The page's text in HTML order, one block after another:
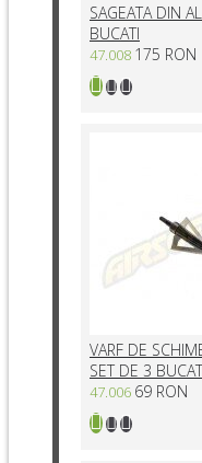
SAGEATA DIN
BUCATI
47.008 175 RON
VARF DE
SET DE 3
47.006 69 RON